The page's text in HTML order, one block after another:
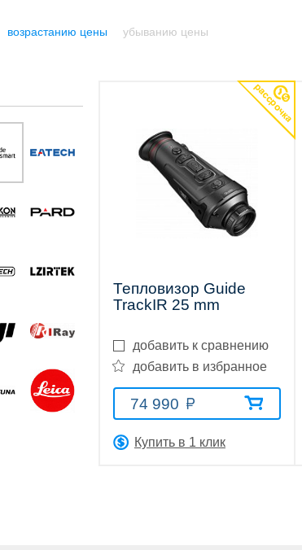
возрастанию цены убыванию цены
Тепловизор Guide
TrackIR 25 mm
добавить к сравнению
добавить в избранное
74 990
Купить в 1 клик